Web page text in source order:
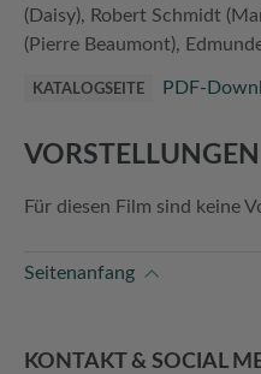
(Daisy), Robert Schmidt
(Pierre Beaumont),
KATALOGSEITE PDF-
VORSTELLUNGEN
Für diesen Film sind keine
Seitenanfang
KONTAKT & SOCIAL